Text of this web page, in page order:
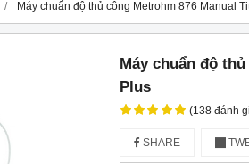
Máy chuẩn độ thủ công Metrohm 876 Manual
Máy chuẩn độ
Plus
(138 đánh
SHARE